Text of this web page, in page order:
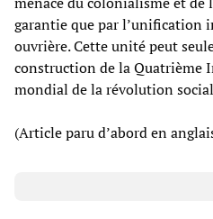
garantie que par l’unification
ouvrière. Cette unité peut
construction de la Quatrième
mondial de la révolution
(Article paru d’abord en